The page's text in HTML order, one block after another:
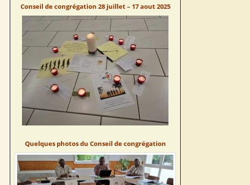
Conseil de congrégation 28 juillet – 17 aout 2025
Quelques photos du Conseil de congrégation